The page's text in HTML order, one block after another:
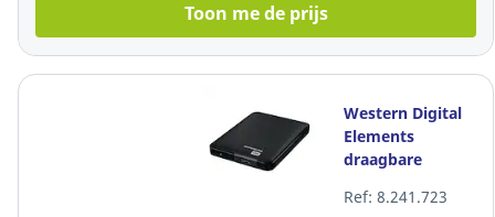
Toon me de prijs
Western Digital
Elements
draagbare
schijf , 2 TB
Ref: 8.241.723